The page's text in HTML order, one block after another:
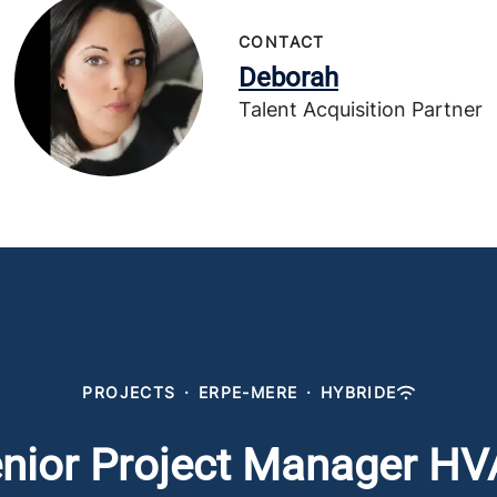
CONTACT
Deborah
Talent Acquisition Partner
PROJECTS · ERPE-MERE · HYBRIDE
Project Manager